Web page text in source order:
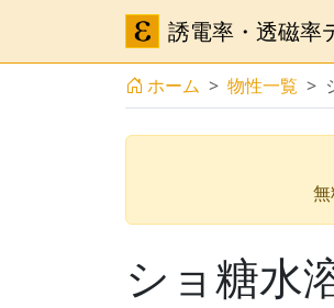
誘電率・透磁率
ホーム 物性一覧
ショ糖水